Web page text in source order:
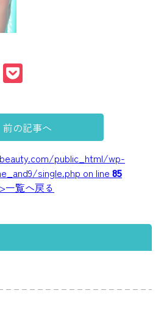
Line
前の記事へ
public_html/wp-
single.php on line 85
一覧へ戻る